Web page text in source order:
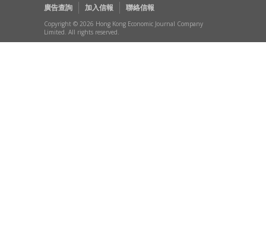
廣告查詢
加入信報 聯絡信報
Copyright © 2026 Hong Kong Economic Journal Company
Limited. All rights reserved.